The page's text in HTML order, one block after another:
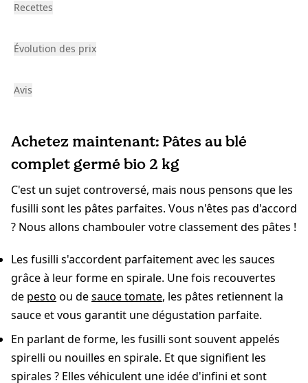
Recettes
Évolution des prix
Avis
Achetez maintenant: Pâtes au blé
complet germé bio 2 kg
C'est un sujet controversé, mais nous pensons que les
fusilli sont les pâtes parfaites. Vous n'êtes pas d'accord
? Nous allons chambouler votre classement des pâtes !
Les fusilli s'accordent parfaitement avec les sauces
grâce à leur forme en spirale. Une fois recouvertes
de pesto ou desauce tomate, les pâtes retiennent la
sauce et vous garantit une dégustation parfaite.
En parlant de forme, les fusilli sont souvent appelés
spirelli ou nouilles en spirale. Et que signifient les
spirales ? Elles véhiculent une idée d'infini et sont